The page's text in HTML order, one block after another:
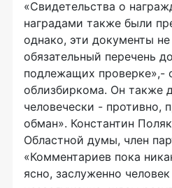
«Свидетельства о
наградами также были
однако, эти документы
обязательный перечень
подлежащих проверке»,-
облизбиркома. Он также
человечески - противно,
обман». Константин
Областной думы, член
«Комментариев пока
ясно, заслуженно